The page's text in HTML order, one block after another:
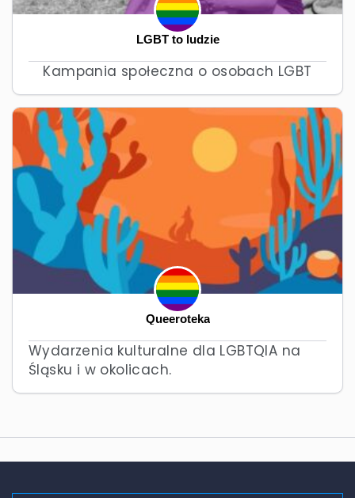
LGBT to ludzie
Kampania społeczna o osobach LGBT
Queeroteka
Wydarzenia kulturalne dla LGBTQIA na
Śląsku i w okolicach.